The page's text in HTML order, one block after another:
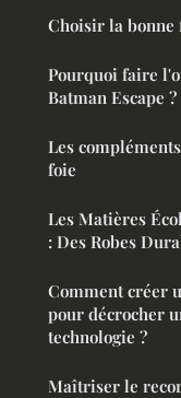
Choisir la
Pourquoi faire
Batman Escape ?
Les
foie
Les Matières
: Des Robes
Comment créer
pour décrocher
technologie ?
Maîtriser le